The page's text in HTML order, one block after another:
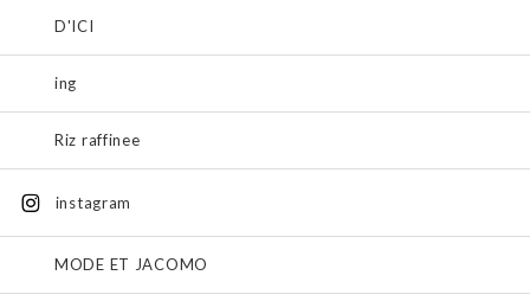
D'ICI
ing
Riz raffinee
instagram
MODE ET JACOMO